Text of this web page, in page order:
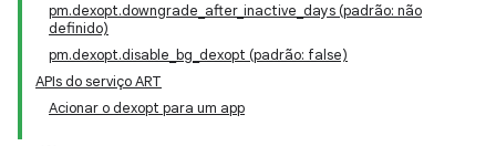
pm.dexopt.downgrade_after_inactive_days (padrão: não
definido)
pm.dexopt.disable_bg_dexopt (padrão: false)
APIs do serviço ART
Acionar o dexopt para um app